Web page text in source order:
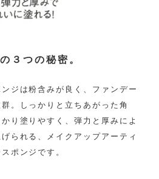
３つの秘密。
ジは粉含みが良く、ファンデー
。しっかりと立ちあがった角
り塗りやすく、弾力と厚みによ
られる、メイクアップアーティ
ポンジです。